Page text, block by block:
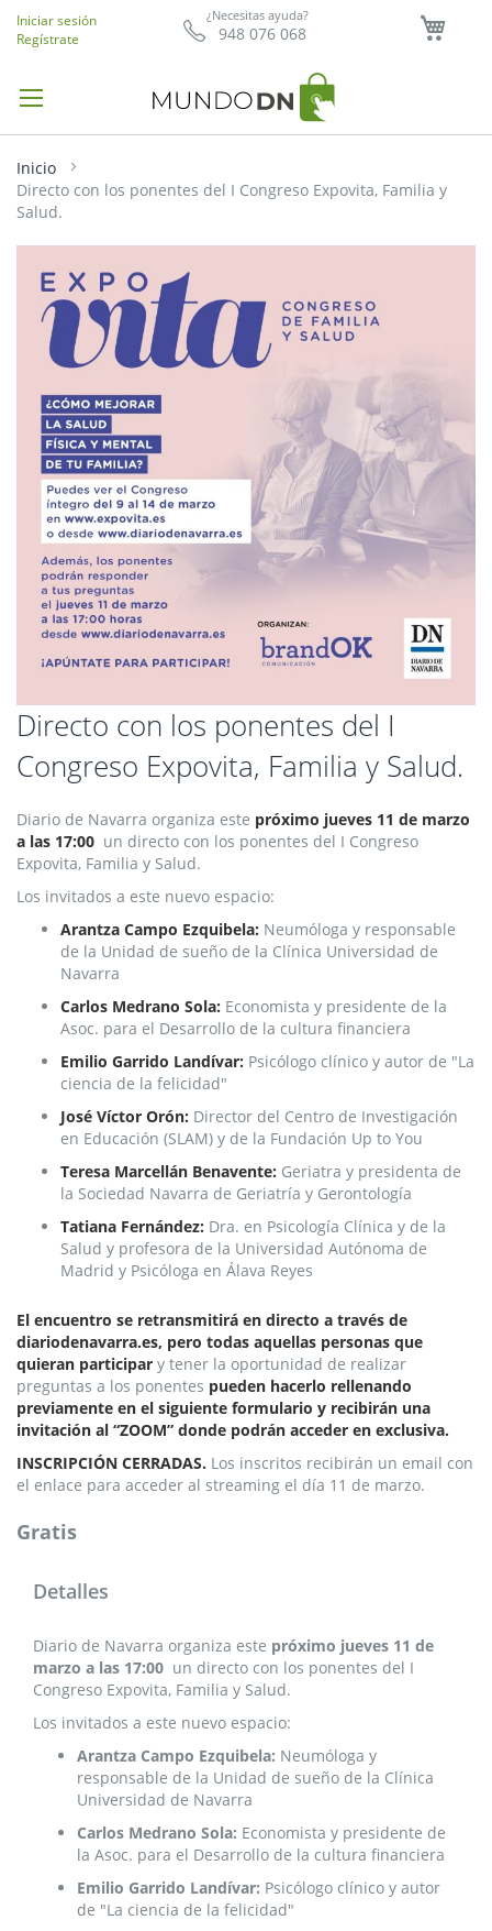
¿Necesitas ayuda?
948 076 068
Iniciar sesión
Regístrate
Inicio
Directo con los ponentes del I Congreso Expovita, Familia y
Salud.
Directo con los ponentes del I
Congreso Expovita, Familia y Salud.
Diario de Navarra organiza este próximo jueves 11 de marzo
a las 17:00 un directo con los ponentes del I Congreso
Expovita, Familia y Salud.
Los invitados a este nuevo espacio:
Arantza Campo Ezquibela: Neumóloga y responsable
de la Unidad de sueño de la Clínica Universidad de
Navarra
Carlos Medrano Sola: Economista y presidente de la
Asoc. para el Desarrollo de la cultura financiera
Emilio Garrido Landívar: Psicólogo clínico y autor de "La
ciencia de la felicidad"
José Víctor Orón: Director del Centro de Investigación
en Educación (SLAM) y de la Fundación Up to You
Teresa Marcellán Benavente: Geriatra y presidenta de
la Sociedad Navarra de Geriatría y Gerontología
Tatiana Fernández: Dra. en Psicología Clínica y de la
Salud y profesora de la Universidad Autónoma de
Madrid y Psicóloga en Álava Reyes
El encuentro se retransmitirá en directo a través de
diariodenavarra.es, pero todas aquellas personas que
quieran participar y tener la oportunidad de realizar
preguntas a los ponentes pueden hacerlo rellenando
previamente en el siguiente formulario y recibirán una
invitación al “ZOOM” donde podrán acceder en exclusiva.
INSCRIPCIÓN CERRADAS. Los inscritos recibirán un email con
el enlace para acceder al streaming el día 11 de marzo.
Gratis
final
galería
imágenes
Saltar
al
comienzo
de
galería
de
imágenes
Detalles
Diario de Navarra organiza este próximo jueves 11 de
marzo a las 17:00 un directo con los ponentes del I
Congreso Expovita, Familia y Salud.
Los invitados a este nuevo espacio:
Arantza Campo Ezquibela: Neumóloga y
responsable de la Unidad de sueño de la Clínica
Universidad de Navarra
Carlos Medrano Sola: Economista y presidente de
la Asoc. para el Desarrollo de la cultura financiera
Emilio Garrido Landívar: Psicólogo clínico y autor
de "La ciencia de la felicidad"